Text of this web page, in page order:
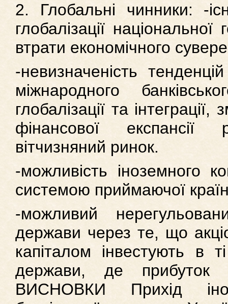
2. Глобальні чинники: -
глобалізації
втрати економічного
-невизначеність
міжнародного
глобалізації та інтеграції,
фінансової
вітчизняний ринок.
-можливість іноземного
системою приймаючої
-можливий
держави через те, що
капіталом інвестують в
держави, де
ВИСНОВКИ Прихід